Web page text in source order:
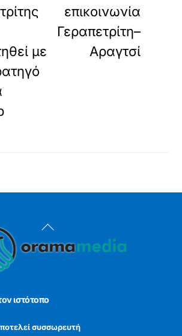
με
επικοινωνία
Γεραπετρίτη–
Αραγτσί
Back
To
ιστότοπο
συσσωρευτή